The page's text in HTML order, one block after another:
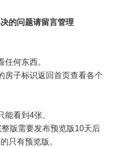
的问题请留言管理
何东西。
房子标识返回首页查看各个
看到4张。
版需要发布预览版10天后
只有预览版。